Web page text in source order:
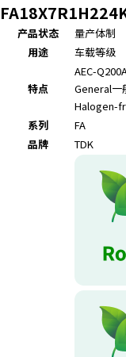
产品状态
量产体制
用途
车载等级
特点
AEC-Q200
General一
Halogen-
系列
FA
品牌
TDK